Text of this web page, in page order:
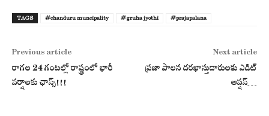
TAGS #chanduru muncipality #gruha jyothi #prajapalana
Previous article
రాగల 24 గంటల్లో రాష్ట్రంలో భారీ
వర్షాలకు ఛాన్స్!!!
Next article
ప్రజా పాలన దరఖాస్తుదారులకు ఎడిట్
ఆప్షన్…